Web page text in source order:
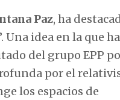
Paz, ha
idea en la que ha
del grupo EPP
por el
los espacios de